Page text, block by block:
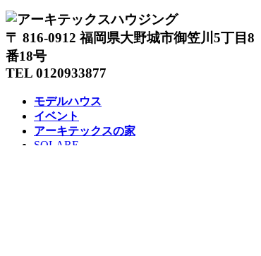
〒 816-0912 福岡県大野城市御笠川5丁目8
番18号
TEL 0120933877
モデルハウス
イベント
アーキテックスの家
SOLARE